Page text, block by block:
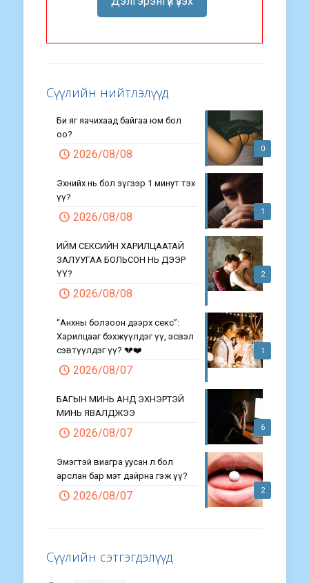
Сүүлийн нийтлэлүүд
0
Би яг яачихаад байгаа юм бол
оо?
2026/08/08
1
Эхнийх нь бол зүгээр 1 минут тэх
үү?
2026/08/08
2
ИЙМ СЕКСИЙН ХАРИЛЦААТАЙ
ЗАЛУУГАА БОЛЬСОН НЬ ДЭЭР
ҮҮ?
2026/08/08
1
“Анхны болзоон дээрх секс”:
Харилцааг бэхжүүлдэг үү, эсвэл
сэвтүүлдэг үү? 💔❤️
2026/08/07
6
БАГЫН МИНЬ АНД ЭХНЭРТЭЙ
МИНЬ ЯВАЛДЖЭЭ
2026/08/07
2
Эмэгтэй виагра уусан л бол
арслан бар мэт дайрна гэж үү?
2026/08/07
Сүүлийн сэтгэгдэлүүд